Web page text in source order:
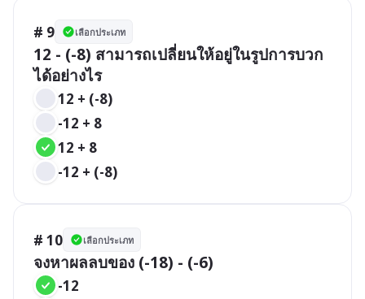
# 9 เลือกประเภท
12 - (-8) สามารถเปลี่ยนให้อยู่ในรูปการบวก
ได้อย่างไร
12 + (-8)
-12 + 8
12 + 8
-12 + (-8)
# 10 เลือกประเภท
จงหาผลลบของ (-18) - (-6)
-12